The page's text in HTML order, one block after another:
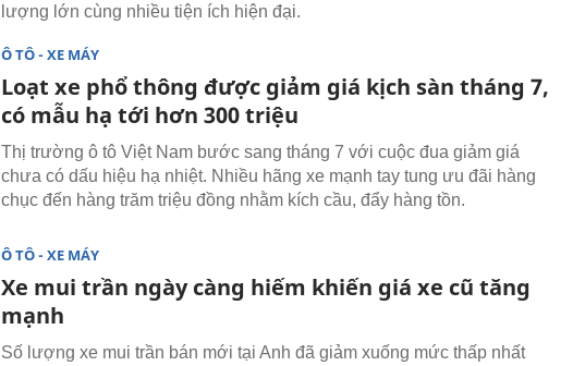
lượng lớn cùng nhiều tiện ích hiện đại.
Ô TÔ - XE MÁY
Loạt xe phổ thông được giảm giá kịch sàn tháng 7,
có mẫu hạ tới hơn 300 triệu
Thị trường ô tô Việt Nam bước sang tháng 7 với cuộc đua giảm giá
chưa có dấu hiệu hạ nhiệt. Nhiều hãng xe mạnh tay tung ưu đãi hàng
chục đến hàng trăm triệu đồng nhằm kích cầu, đẩy hàng tồn.
Ô TÔ - XE MÁY
Xe mui trần ngày càng hiếm khiến giá xe cũ tăng
mạnh
Số lượng xe mui trần bán mới tại Anh đã giảm xuống mức thấp nhất